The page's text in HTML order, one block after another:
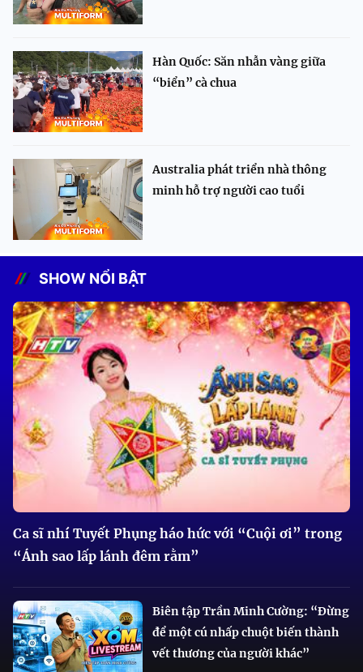
Hàn Quốc: Săn nhẫn vàng giữa
“biển” cà chua
Australia phát triển nhà thông
minh hỗ trợ người cao tuổi
SHOW NỔI BẬT
Ca sĩ nhí Tuyết Phụng háo hức với “Cuội ơi” trong
“Ánh sao lấp lánh đêm rằm”
Biên tập Trần Minh Cường: “Đừng
để một cú nhấp chuột biến thành
vết thương của người khác”